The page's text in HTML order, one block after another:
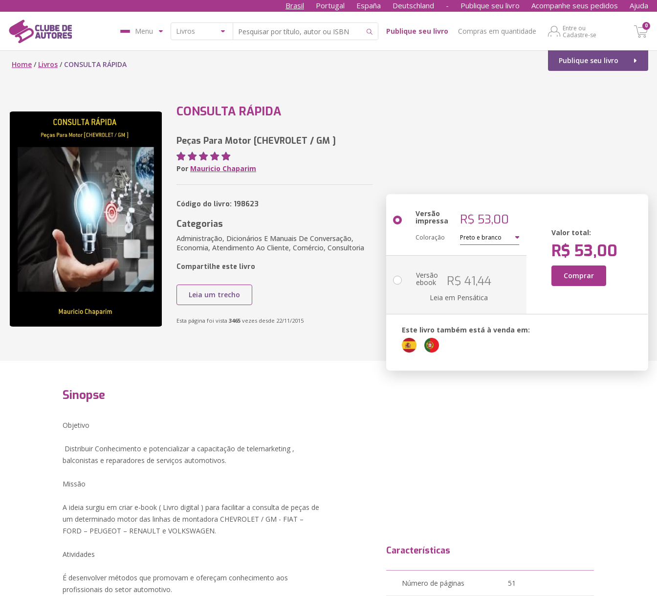
Brasil Portugal España Deutschland - Publique seu livro Acompanhe seus pedidos Ajuda
Menu Publique seu livro Compras em quantidade
Entre ou
Cadastre-se
0
Publique seu livro
Home / Livros / CONSULTA RÁPIDA
CONSULTA RÁPIDA
Peças Para Motor [CHEVROLET / GM ]
Por Mauricio Chaparim
Código do livro: 198623
Categorias
Administração, Dicionários E Manuais De Conversação,
Economia, Atendimento Ao Cliente, Comércio, Consultoria
Compartilhe este livro
Leia um trecho
Esta página foi vista 3465 vezes desde 22/11/2015
Versão
impressa R$ 53,00
Coloração
Valor total:
R$ 53,00
Comprar
Versão
ebook R$ 41,44
Leia em Pensática
Este livro também está à venda em:
Sinopse
Objetivo
Distribuir Conhecimento e potencializar a capacitação de telemarketing ,
balconistas e reparadores de serviços automotivos.
Missão
A ideia surgiu em criar e-book ( Livro digital ) para facilitar a consulta de peças de
um determinado motor das linhas de montadora CHEVROLET / GM - FIAT –
FORD – PEUGEOT – RENAULT e VOLKSWAGEN.
Atividades
É desenvolver métodos que promovam e ofereçam conhecimento aos
profissionais do setor automotivo.
Características
Número de páginas 51